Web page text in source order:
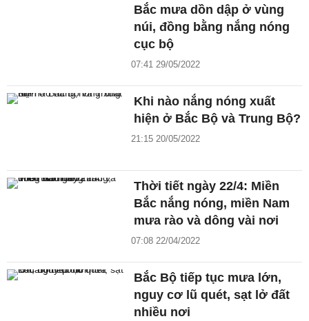
Bắc mưa dồn dập ở vùng
núi, đồng bằng nắng nóng
cục bộ
07:41 29/05/2022
Khi nào nắng nóng xuất
hiện ở Bắc Bộ và Trung Bộ?
21:15 20/05/2022
Thời tiết ngày 22/4: Miền
Bắc nắng nóng, miền Nam
mưa rào và dông vài nơi
07:08 22/04/2022
Bắc Bộ tiếp tục mưa lớn,
nguy cơ lũ quét, sạt lở đất
nhiều nơi